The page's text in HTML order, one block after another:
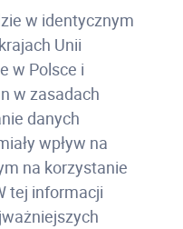
w identycznym
Unii
w Polsce i
w zasadach
danych
wpływ na
na korzystanie
tej informacji